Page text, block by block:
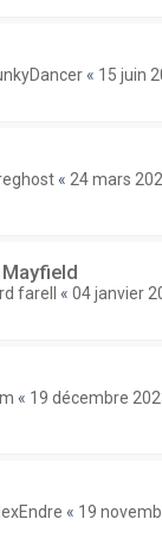
« 15 juin
« 24 mars
farell « 04 janvier
« 19 décembre
« 19